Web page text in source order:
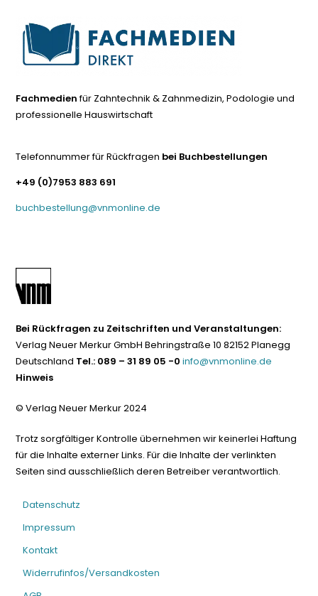
Fachmedienfür Zahntechnik & Zahnmedizin, Podologie und
professionelle Hauswirtschaft
Telefonnummer für Rückfragen bei Buchbestellungen
+49 (0)7953 883 691
buchbestellung@vnmonline.de
Bei Rückfragen zu Zeitschriften und Veranstaltungen:
Verlag Neuer Merkur GmbH Behringstraße 10 82152 Planegg
Deutschland Tel.: 089 – 31 89 05 -0 info@vnmonline.de
Hinweis
© Verlag Neuer Merkur 2024
Trotz sorgfältiger Kontrolle übernehmen wir keinerlei Haftung
für die Inhalte externer Links. Für die Inhalte der verlinkten
Seiten sind ausschließlich deren Betreiber verantwortlich.
Datenschutz
Impressum
Kontakt
Widerrufinfos/Versandkosten